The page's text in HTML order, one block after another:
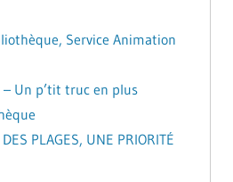
Service Animation
Un p’tit truc en plus
DES PLAGES, UNE PRIORITÉ